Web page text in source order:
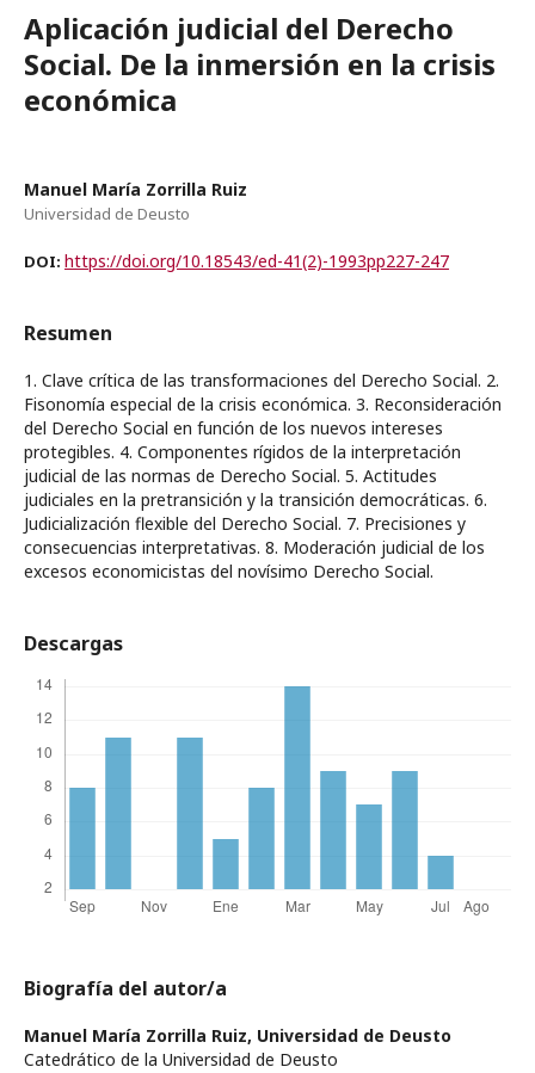
Aplicación judicial del Derecho
Social. De la inmersión en la crisis
económica
Manuel María Zorrilla Ruiz
Universidad de Deusto
DOI: https://doi.org/10.18543/ed-41(2)-1993pp227-247
Resumen
1. Clave crítica de las transformaciones del Derecho Social. 2.
Fisonomía especial de la crisis económica. 3. Reconsideración
del Derecho Social en función de los nuevos intereses
protegibles. 4. Componentes rígidos de la interpretación
judicial de las normas de Derecho Social. 5. Actitudes
judiciales en la pretransición y la transición democráticas. 6.
Judicialización flexible del Derecho Social. 7. Precisiones y
consecuencias interpretativas. 8. Moderación judicial de los
excesos economicistas del novísimo Derecho Social.
Descargas
Biografía del autor/a
Manuel María Zorrilla Ruiz, Universidad de Deusto
Catedrático de la Universidad de Deusto